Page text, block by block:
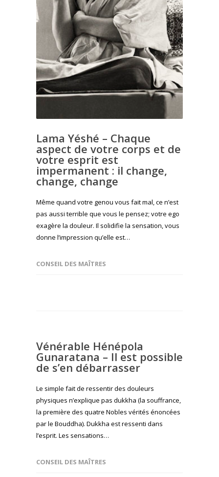
Lama Yéshé – Chaque
aspect de votre corps et de
votre esprit est
impermanent : il change,
change, change
Même quand votre genou vous fait mal, ce n’est
pas aussi terrible que vous le pensez; votre ego
exagère la douleur. Il solidifie la sensation, vous
donne l’impression qu’elle est…
CONSEIL DES MAÎTRES
Vénérable Hénépola
Gunaratana – Il est possible
de s’en débarrasser
Le simple fait de ressentir des douleurs
physiques n’explique pas dukkha (la souffrance,
la première des quatre Nobles vérités énoncées
par le Bouddha). Dukkha est ressenti dans
l’esprit. Les sensations…
CONSEIL DES MAÎTRES